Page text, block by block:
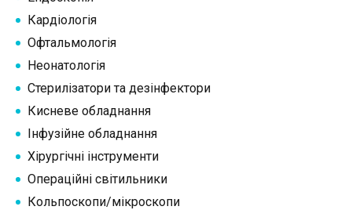
Кардіологія
Офтальмологія
Неонатологія
Стерилізатори та дезінфектори
Кисневе обладнання
Інфузійне обладнання
Хірургічні інструменти
Операційні світильники
Кольпоскопи/мікроскопи